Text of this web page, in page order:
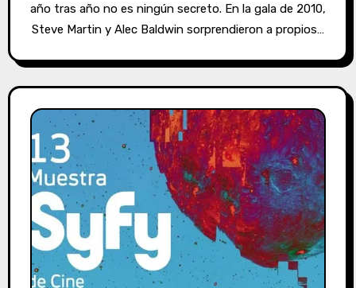
año tras año no es ningún secreto. En la gala de 2010,
Steve Martin y Alec Baldwin sorprendieron a propios…